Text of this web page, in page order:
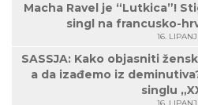
Macha Ravel je “Lutkica”!
singl na francusko-
16. LIPANJ
SASSJA: Kako objasniti
a da izađemo iz
singlu